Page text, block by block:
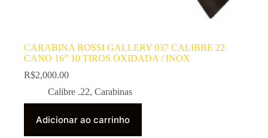
CARABINA ROSSI GALLERY 037 CALIBRE 22
CANO 16” 10 TIROS OXIDADA / INOX
R$2,000.00
Calibre .22, Carabinas
Adicionar ao carrinho